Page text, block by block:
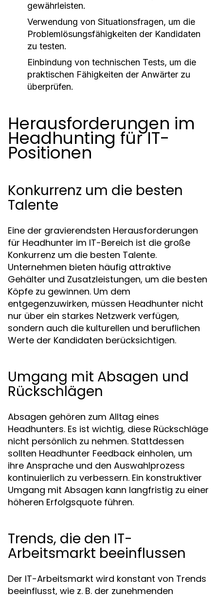
gewährleisten.
Verwendung von Situationsfragen, um die
Problemlösungsfähigkeiten der Kandidaten
zu testen.
Einbindung von technischen Tests, um die
praktischen Fähigkeiten der Anwärter zu
überprüfen.
Herausforderungen im
Headhunting für IT-
Positionen
Konkurrenz um die besten
Talente
Eine der gravierendsten Herausforderungen
für Headhunter im IT-Bereich ist die große
Konkurrenz um die besten Talente.
Unternehmen bieten häufig attraktive
Gehälter und Zusatzleistungen, um die besten
Köpfe zu gewinnen. Um dem
entgegenzuwirken, müssen Headhunter nicht
nur über ein starkes Netzwerk verfügen,
sondern auch die kulturellen und beruflichen
Werte der Kandidaten berücksichtigen.
Umgang mit Absagen und
Rückschlägen
Absagen gehören zum Alltag eines
Headhunters. Es ist wichtig, diese Rückschläge
nicht persönlich zu nehmen. Stattdessen
sollten Headhunter Feedback einholen, um
ihre Ansprache und den Auswahlprozess
kontinuierlich zu verbessern. Ein konstruktiver
Umgang mit Absagen kann langfristig zu einer
höheren Erfolgsquote führen.
Trends, die den IT-
Arbeitsmarkt beeinflussen
Der IT-Arbeitsmarkt wird konstant von Trends
beeinflusst, wie z. B. der zunehmenden